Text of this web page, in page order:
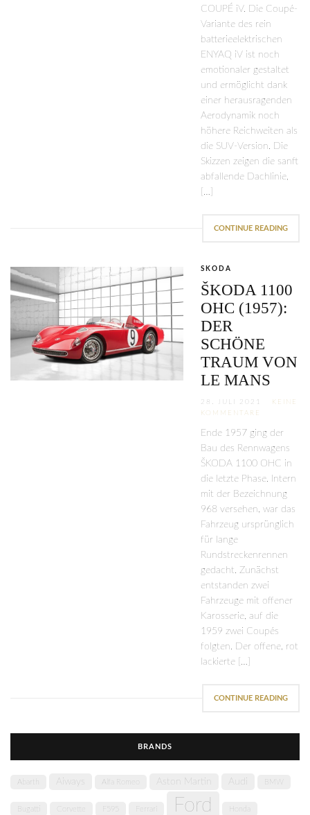
COUPÉ iV. Die Coupé-
Variante des rein
batterieelektrischen
ENYAQ iV ist noch
emotionaler gestaltet
und ermöglicht dank
einer herausragenden
Aerodynamik noch
höhere Reichweiten als
die SUV-Version. Die
Skizzen zeigen die sanft
abfallende Dachlinie,
[…]
CONTINUE READING
SKODA
ŠKODA 1100
OHC (1957):
DER
SCHÖNE
TRAUM VON
LE MANS
28. JULI 2021
KEINE
KOMMENTARE
Ende 1957 ging der
Bau des Rennwagens
ŠKODA 1100 OHC in
die letzte Phase. Intern
mit der Bezeichnung
968 versehen, war das
Fahrzeug ursprünglich
für lange
Rundstreckenrennen
gedacht. Zunächst
entstanden zwei
Fahrzeuge mit offener
Karosserie, auf die
1959 zwei Coupés
folgten. Der offene, rot
lackierte […]
CONTINUE READING
BRANDS
Abarth Aiways Alfa Romeo Aston Martin BMW
Bugatti Ford